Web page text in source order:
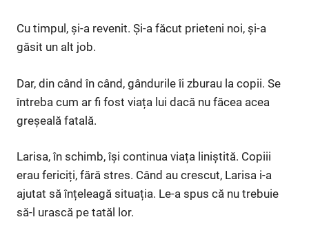
Cu timpul, și-a revenit. Și-a făcut prieteni noi, și-a
găsit un alt job.
Dar, din când în când, gândurile îi zburau la copii. Se
întreba cum ar fi fost viața lui dacă nu făcea acea
greșeală fatală.
Larisa, în schimb, își continua viața liniștită. Copiii
erau fericiți, fără stres. Când au crescut, Larisa i-a
ajutat să înțeleagă situația. Le-a spus că nu trebuie
să-l urască pe tatăl lor.